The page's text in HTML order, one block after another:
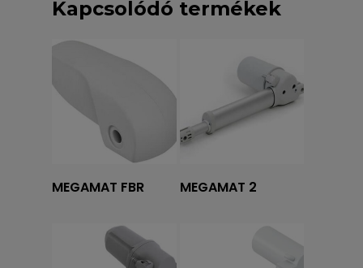
Kapcsolódó termékek
Tovább olvasom
MEGAMAT FBR Tovább olvasom
MEGAMAT 2